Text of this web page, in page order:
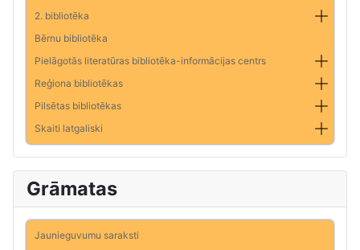
2. bibliotēka
Bērnu bibliotēka
Pielāgotās literatūras bibliotēka-informācijas centrs
Reģiona bibliotēkas
Pilsētas bibliotēkas
Skaiti latgaliski
Grāmatas
Jaunieguvumu saraksti